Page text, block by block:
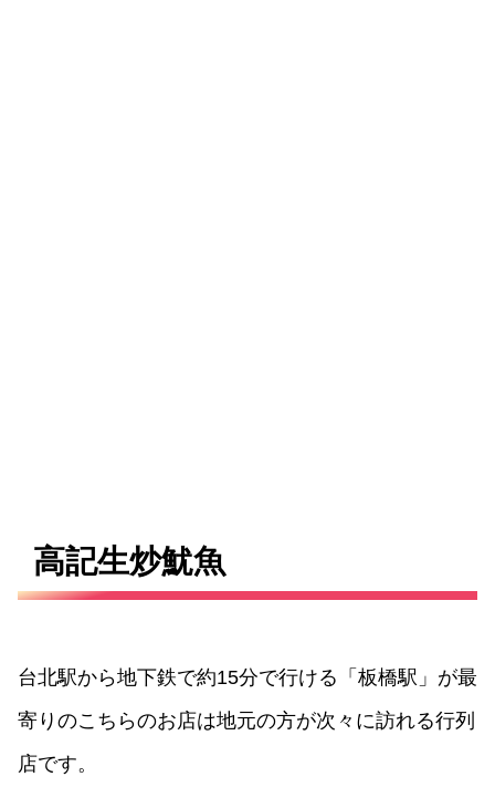
高記生炒魷魚
台北駅から地下鉄で約15分で行ける「板橋駅」が最
寄りのこちらのお店は地元の方が次々に訪れる行列
店です。